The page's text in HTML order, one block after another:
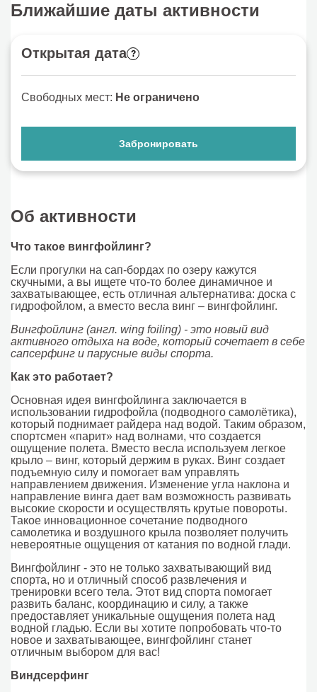
Ближайшие даты активности
Открытая дата ?
Свободных мест: Не ограничено
Забронировать
Об активности
Что такое вингфойлинг?
Если прогулки на сап-бордах по озеру кажутся
скучными, а вы ищете что-то более динамичное и
захватывающее, есть отличная альтернатива: доска с
гидрофойлом, а вместо весла винг – вингфойлинг.
Вингфойлинг (англ. wing foiling) - это новый вид
активного отдыха на воде, который сочетает в себе
сапсерфинг и парусные виды спорта.
Как это работает?
Основная идея вингфойлинга заключается в
использовании гидрофойла (подводного самолётика),
который поднимает райдера над водой. Таким образом,
спортсмен «парит» над волнами, что создается
ощущение полета. Вместо весла используем легкое
крыло – винг, который держим в руках. Винг создает
подъемную силу и помогает вам управлять
направлением движения. Изменение угла наклона и
направление винга дает вам возможность развивать
высокие скорости и осуществлять крутые повороты.
Такое инновационное сочетание подводного
самолетика и воздушного крыла позволяет получить
невероятные ощущения от катания по водной глади.
Вингфойлинг - это не только захватывающий вид
спорта, но и отличный способ развлечения и
тренировки всего тела. Этот вид спорта помогает
развить баланс, координацию и силу, а также
предоставляет уникальные ощущения полета над
водной гладью. Если вы хотите попробовать что-то
новое и захватывающее, вингфойлинг станет
отличным выбором для вас!
Виндсерфинг